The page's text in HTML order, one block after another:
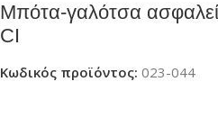
Μπότα-γαλότσα
CI
Κωδικός προϊόντος: 023-044